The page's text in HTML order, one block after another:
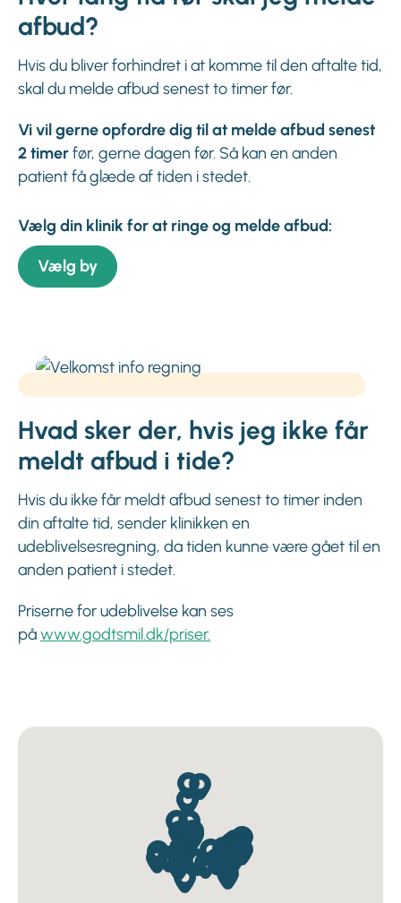
afbud?
Hvis du bliver forhindret i at komme til den aftalte tid,
skal du melde afbud senest to timer før.
Vi vil gerne opfordre dig til at melde afbud senest
2 timerfør, gerne dagen før. Så kan en anden
patient få glæde af tiden i stedet.
Vælg din klinik for at ringe og melde afbud:
Vælg by
Hvad sker der, hvis jeg ikke får
meldt afbud i tide?
Hvis du ikke får meldt afbud senest to timer inden
din aftalte tid, sender klinikken en
udeblivelsesregning, da tiden kunne være gået til en
anden patient i stedet.
Priserne for udeblivelse kan ses
påwww.godtsmil.dk/priser.